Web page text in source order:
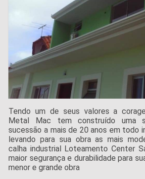
Tendo um de seus valores a
Metal Mac tem construído uma
sucessão a mais de 20 anos em todo
levando para sua obra as mais
calha industrial Loteamento Center
maior segurança e durabilidade para
menor e grande obra